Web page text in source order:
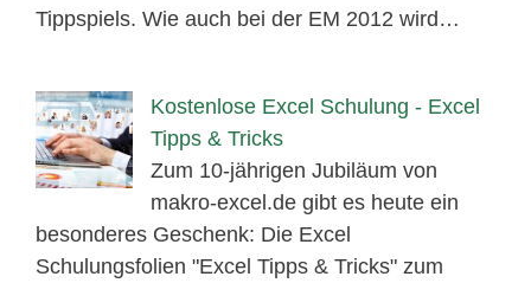
Tippspiels. Wie auch bei der EM 2012 wird…
Kostenlose Excel Schulung - Excel
Tipps & Tricks
Zum 10-jährigen Jubiläum von
makro-excel.de gibt es heute ein
besonderes Geschenk: Die Excel
Schulungsfolien "Excel Tipps & Tricks" zum